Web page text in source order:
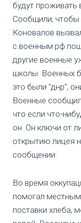
будут проживать
Сообщили, чтобы
Коновалов
с военным рф
другие военные
школы. Военных
это были "днр",
Военные
что если что-
он. Он ключи от
открытию лицея
сообщении.
Во время
помогал
поставки хлеба,